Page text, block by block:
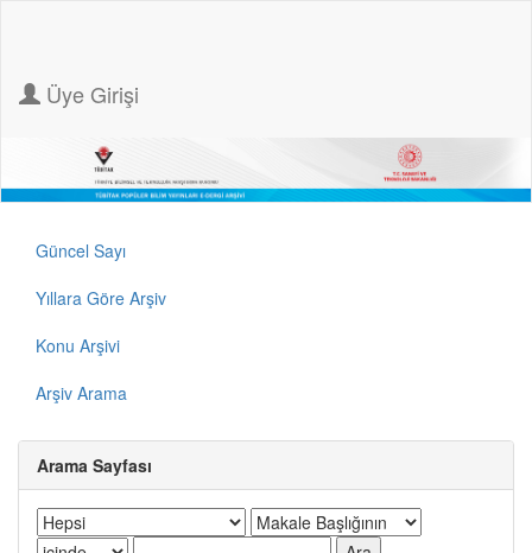
Üye Girişi
Güncel Sayı
Yıllara Göre Arşiv
Konu Arşivi
Arşiv Arama
Arama Sayfası